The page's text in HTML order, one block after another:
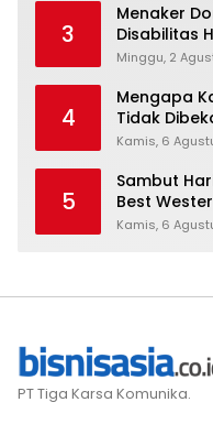
3
Menaker
Disabilitas
Setara
Minggu, 2
4
Mengapa
Tidak
Kamis, 6
5
Sambut
Best
Stay Diskon
Kamis, 6
PT Tiga Karsa Komunika.